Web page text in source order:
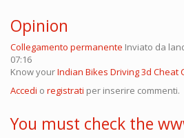
Opinion
Collegamento permanente Inviato da
07:16
Know yourIndian Bikes Driving 3d Cheat
Accedi o registrati per inserire commenti.
You must check the